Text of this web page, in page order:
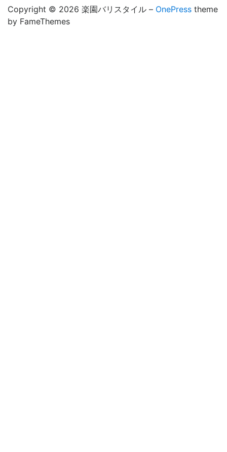
Copyright © 2026 楽園バリスタイル – OnePress theme
by FameThemes